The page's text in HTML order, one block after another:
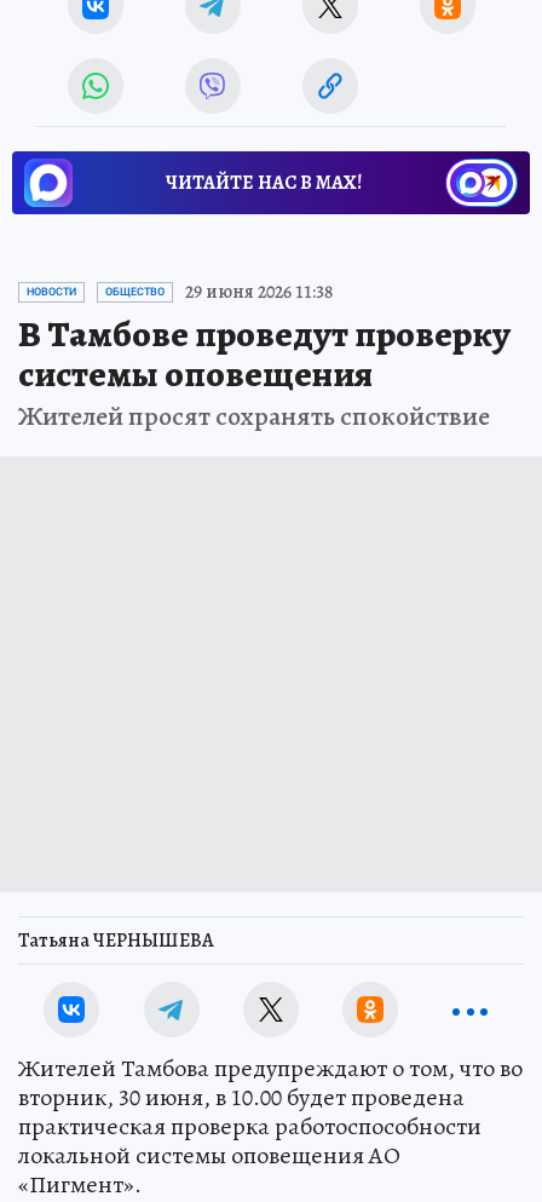
ЧИТАЙТЕ НАС В МАХ!
НОВОСТИ ОБЩЕСТВО 29 июня 2026 11:38
В Тамбове проведут проверку
системы оповещения
Жителей просят сохранять спокойствие
Татьяна ЧЕРНЫШЕВА
Жителей Тамбова предупреждают о том, что во
вторник, 30 июня, в 10.00 будет проведена
практическая проверка работоспособности
локальной системы оповещения АО
«Пигмент».